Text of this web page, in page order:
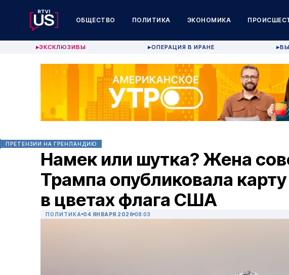
ОБЩЕСТВО ПОЛИТИКА ЭКОНОМИКА
▶ЭКСКЛЮЗИВЫ ▶ОПЕРАЦИЯ В ИРАНЕ ▶
ПРЕТЕНЗИИ НА ГРЕНЛАНДИЮ
Намек или шутка? Жена
Трампа опубликовала
в цветах флага США
ПОЛИТИКА 04 ЯНВАРЯ 2026 08:03